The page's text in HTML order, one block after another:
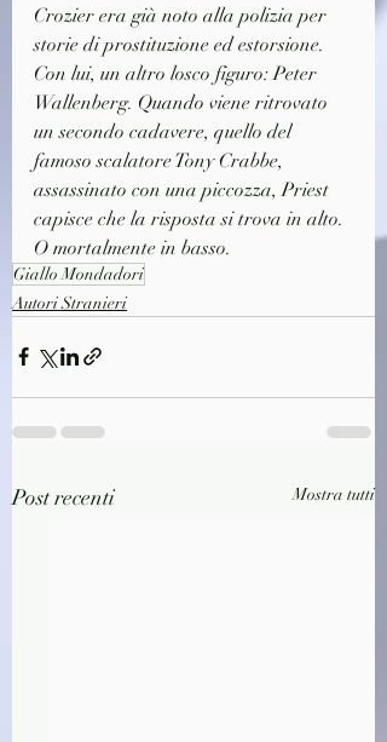
Crozier era già noto alla polizia per
storie di prostituzione ed estorsione.
Con lui, un altro losco figuro: Peter
Wallenberg. Quando viene ritrovato
un secondo cadavere, quello del
famoso scalatore Tony Crabbe,
assassinato con una piccozza, Priest
capisce che la risposta si trova in alto.
O mortalmente in basso.
Giallo Mondadori
Autori Stranieri
Post recenti Mostra tutti